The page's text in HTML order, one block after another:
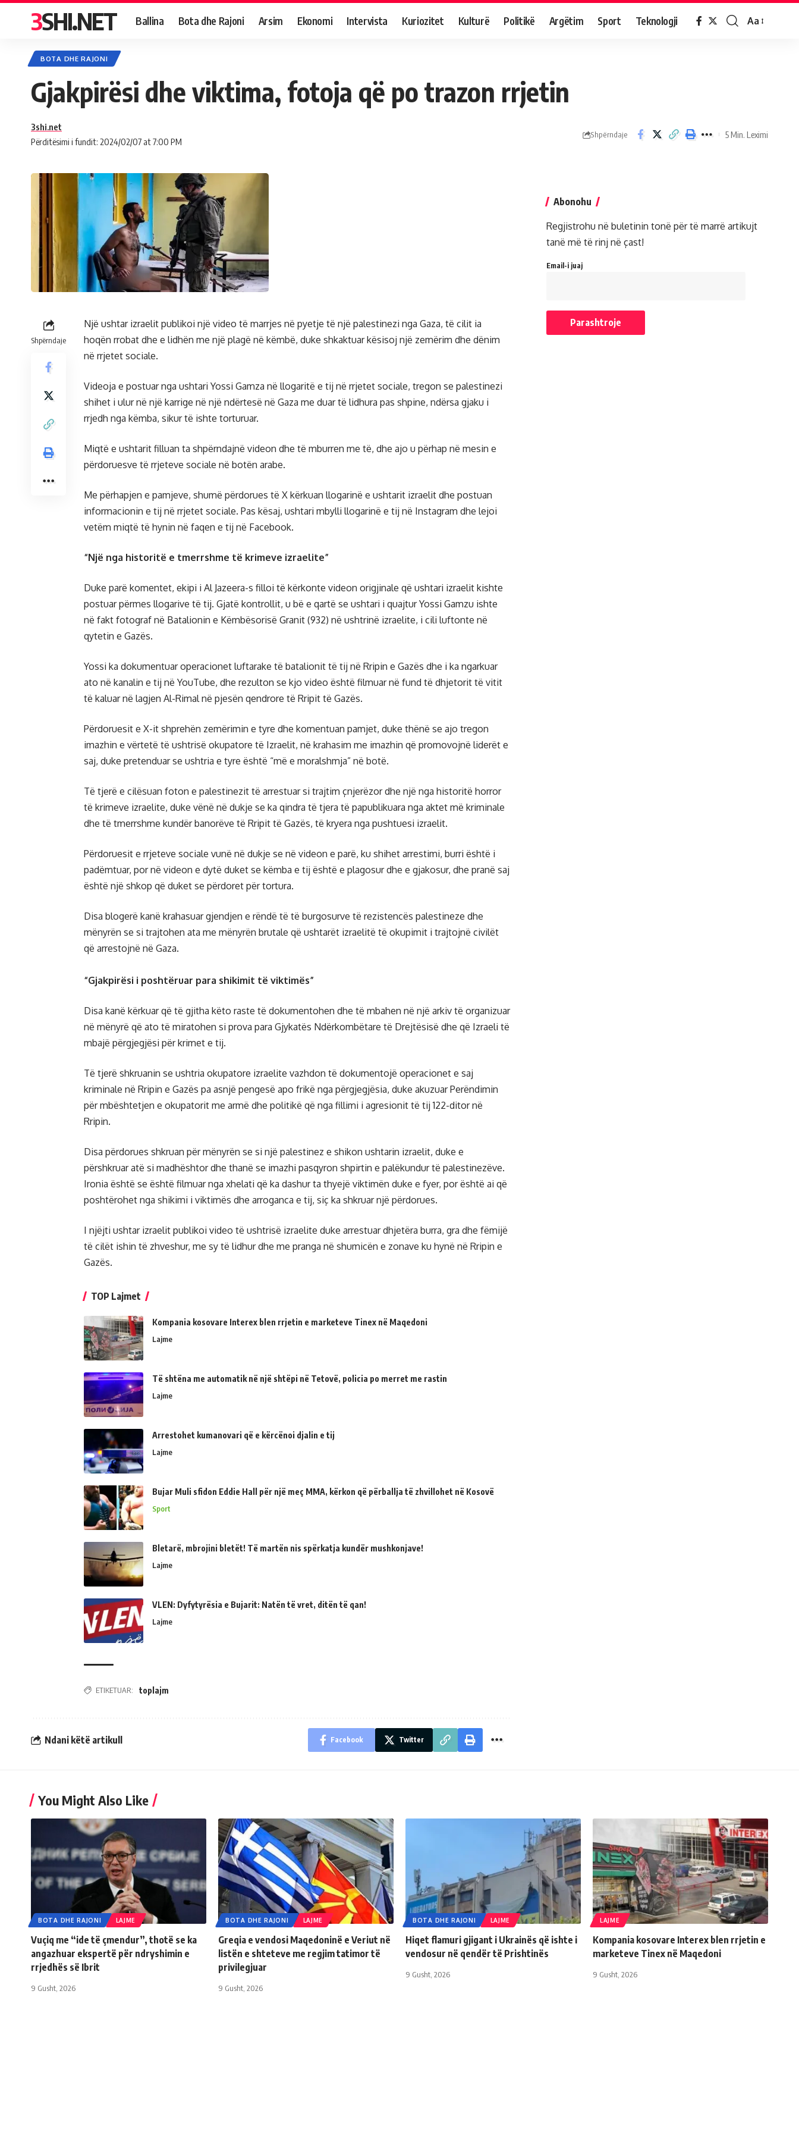
3SHI.NET Ballina Bota dhe Rajoni Arsim Ekonomi Intervista Kuriozitet Kulturë Politikë Argëtim Sport Teknologji Aa
BOTA DHE RAJONI
Gjakpirësi dhe viktima, fotoja që po trazon rrjetin
Përditësimi i fundit: 2024/02/07 at 7:00 PM
3shi.net
Shpërndaje 5 Min. Leximi
Shpërndaje
Një ushtar izraelit publikoi një video të marrjes në pyetje të një palestinezi nga Gaza, të cilit ia
hoqën rrobat dhe e lidhën me një plagë në këmbë, duke shkaktuar kësisoj një zemërim dhe dënim
në rrjetet sociale.
Videoja e postuar nga ushtari Yossi Gamza në llogaritë e tij në rrjetet sociale, tregon se palestinezi
shihet i ulur në një karrige në një ndërtesë në Gaza me duar të lidhura pas shpine, ndërsa gjaku i
rrjedh nga këmba, sikur të ishte torturuar.
Miqtë e ushtarit filluan ta shpërndajnë videon dhe të mburren me të, dhe ajo u përhap në mesin e
përdoruesve të rrjeteve sociale në botën arabe.
Me përhapjen e pamjeve, shumë përdorues të X kërkuan llogarinë e ushtarit izraelit dhe postuan
informacionin e tij në rrjetet sociale. Pas kësaj, ushtari mbylli llogarinë e tij në Instagram dhe lejoi
vetëm miqtë të hynin në faqen e tij në Facebook.
“Një nga historitë e tmerrshme të krimeve izraelite”
Duke parë komentet, ekipi i Al Jazeera-s filloi të kërkonte videon origjinale që ushtari izraelit kishte
postuar përmes llogarive të tij. Gjatë kontrollit, u bë e qartë se ushtari i quajtur Yossi Gamzu ishte
në fakt fotograf në Batalionin e Këmbësorisë Granit (932) në ushtrinë izraelite, i cili luftonte në
qytetin e Gazës.
Yossi ka dokumentuar operacionet luftarake të batalionit të tij në Rripin e Gazës dhe i ka ngarkuar
ato në kanalin e tij në YouTube, dhe rezulton se kjo video është filmuar në fund të dhjetorit të vitit
të kaluar në lagjen Al-Rimal në pjesën qendrore të Rripit të Gazës.
Përdoruesit e X-it shprehën zemërimin e tyre dhe komentuan pamjet, duke thënë se ajo tregon
imazhin e vërtetë të ushtrisë okupatore të Izraelit, në krahasim me imazhin që promovojnë liderët e
saj, duke pretenduar se ushtria e tyre është “më e moralshmja” në botë.
Të tjerë e cilësuan foton e palestinezit të arrestuar si trajtim çnjerëzor dhe një nga historitë horror
të krimeve izraelite, duke vënë në dukje se ka qindra të tjera të papublikuara nga aktet më kriminale
dhe të tmerrshme kundër banorëve të Rripit të Gazës, të kryera nga pushtuesi izraelit.
Përdoruesit e rrjeteve sociale vunë në dukje se në videon e parë, ku shihet arrestimi, burri është i
padëmtuar, por në videon e dytë duket se këmba e tij është e plagosur dhe e gjakosur, dhe pranë saj
është një shkop që duket se përdoret për tortura.
Disa blogerë kanë krahasuar gjendjen e rëndë të të burgosurve të rezistencës palestineze dhe
mënyrën se si trajtohen ata me mënyrën brutale që ushtarët izraelitë të okupimit i trajtojnë civilët
që arrestojnë në Gaza.
“Gjakpirësi i poshtëruar para shikimit të viktimës”
Disa kanë kërkuar që të gjitha këto raste të dokumentohen dhe të mbahen në një arkiv të organizuar
në mënyrë që ato të miratohen si prova para Gjykatës Ndërkombëtare të Drejtësisë dhe që Izraeli të
mbajë përgjegjësi për krimet e tij.
Të tjerë shkruanin se ushtria okupatore izraelite vazhdon të dokumentojë operacionet e saj
kriminale në Rripin e Gazës pa asnjë pengesë apo frikë nga përgjegjësia, duke akuzuar Perëndimin
për mbështetjen e okupatorit me armë dhe politikë që nga fillimi i agresionit të tij 122-ditor në
Rripin.
Disa përdorues shkruan për mënyrën se si një palestinez e shikon ushtarin izraelit, duke e
përshkruar atë si madhështor dhe thanë se imazhi pasqyron shpirtin e palëkundur të palestinezëve.
Ironia është se është filmuar nga xhelati që ka dashur ta thyejë viktimën duke e fyer, por është ai që
poshtërohet nga shikimi i viktimës dhe arroganca e tij, siç ka shkruar një përdorues.
I njëjti ushtar izraelit publikoi video të ushtrisë izraelite duke arrestuar dhjetëra burra, gra dhe fëmijë
të cilët ishin të zhveshur, me sy të lidhur dhe me pranga në shumicën e zonave ku hynë në Rripin e
Gazës.
TOP Lajmet
Kompania kosovare Interex blen rrjetin e marketeve Tinex në Maqedoni
Lajme
Të shtëna me automatik në një shtëpi në Tetovë, policia po merret me rastin
Lajme
Arrestohet kumanovari që e kërcënoi djalin e tij
Lajme
Bujar Muli sfidon Eddie Hall për një meç MMA, kërkon që përballja të zhvillohet në Kosovë
Sport
Bletarë, mbrojini bletët! Të martën nis spërkatja kundër mushkonjave!
Lajme
VLEN: Dyfytyrësia e Bujarit: Natën të vret, ditën të qan!
Lajme
ETIKETUAR: toplajm
Ndani këtë artikull Facebook Twitter
Abonohu
Regjistrohu në buletinin tonë për të marrë artikujt
tanë më të rinj në çast!
Email-i juaj
You Might Also Like
BOTA DHE RAJONI LAJME
Vuçiq me “ide të çmendur”, thotë se ka
angazhuar ekspertë për ndryshimin e
rrjedhës së Ibrit
9 Gusht, 2026
BOTA DHE RAJONI LAJME
Greqia e vendosi Maqedoninë e Veriut në
listën e shteteve me regjim tatimor të
privilegjuar
9 Gusht, 2026
BOTA DHE RAJONI LAJME
Hiqet flamuri gjigant i Ukrainës që ishte i
vendosur në qendër të Prishtinës
9 Gusht, 2026
LAJME
Kompania kosovare Interex blen rrjetin e
marketeve Tinex në Maqedoni
9 Gusht, 2026